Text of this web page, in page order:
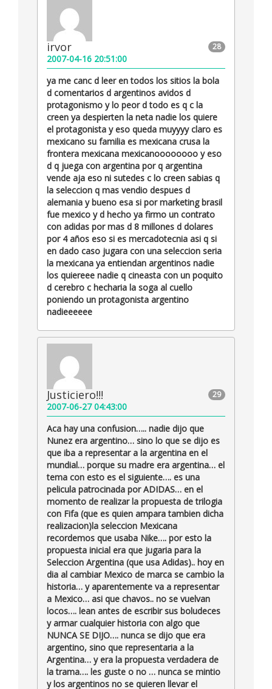
28
irvor
2007-04-16 20:51:00
ya me canc d leer en todos los sitios la bola
d comentarios d argentinos avidos d
protagonismo y lo peor d todo es q c la
creen ya despierten la neta nadie los quiere
el protagonista y eso queda muyyyy claro es
mexicano su familia es mexicana crusa la
frontera mexicana mexicanoooooooo y eso
d q juega con argentina por q argentina
vende aja eso ni sutedes c lo creen sabias q
la seleccion q mas vendio despues d
alemania y bueno esa si por marketing brasil
fue mexico y d hecho ya firmo un contrato
con adidas por mas d 8 millones d dolares
por 4 años eso si es mercadotecnia asi q si
en dado caso jugara con una seleccion seria
la mexicana ya entiendan argentinos nadie
los quiereee nadie q cineasta con un poquito
d cerebro c hecharia la soga al cuello
poniendo un protagonista argentino
nadieeeeee
29
Justiciero!!!
2007-06-27 04:43:00
Aca hay una confusion….. nadie dijo que
Nunez era argentino… sino lo que se dijo es
que iba a representar a la argentina en el
mundial… porque su madre era argentina… el
tema con esto es el siguiente…. es una
pelicula patrocinada por ADIDAS… en el
momento de realizar la propuesta de trilogia
con Fifa (que es quien ampara tambien dicha
realizacion)la seleccion Mexicana
recordemos que usaba Nike…. por esto la
propuesta inicial era que jugaria para la
Seleccion Argentina (que usa Adidas).. hoy en
dia al cambiar Mexico de marca se cambio la
historia… y aparentemente va a representar
a Mexico… asi que chavos.. no se vuelvan
locos…. lean antes de escribir sus boludeces
y armar cualquier historia con algo que
NUNCA SE DIJO…. nunca se dijo que era
argentino, sino que representaria a la
Argentina… y era la propuesta verdadera de
la trama…. les guste o no … nunca se mintio
y los argentinos no se quieren llevar el